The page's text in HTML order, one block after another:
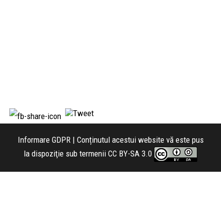
Informare GDPR| Conținutul acestui website vă este pus
la dispoziţie sub termenii CC BY-SA 3.0